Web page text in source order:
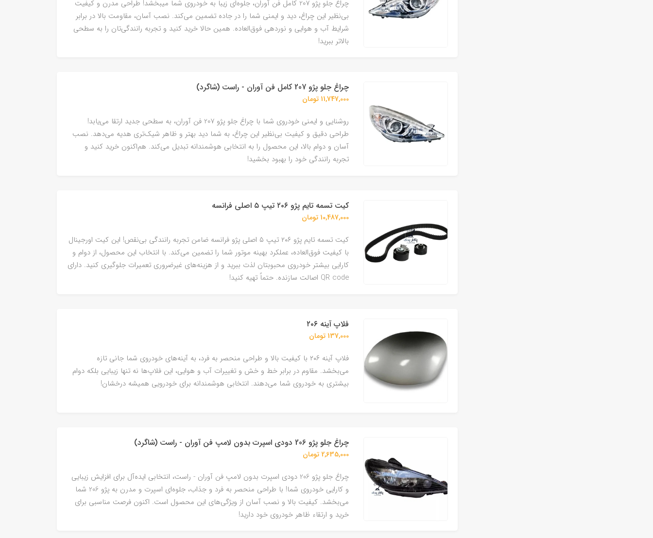
چراغ جلو پژو 207 کامل فن آوران، جلوه‌ای زیبا به خودروی شما میبخشد! طراحی مدرن و کیفیت
بی‌نظیر این چراغ، دید و ایمنی شما را در جاده تضمین می‌کند. نصب آسان، مقاومت بالا در برابر
شرایط آب و هوایی و نوردهی فوق‌العاده. همین حالا خرید کنید و تجربه رانندگی‌تان را به سطحی
بالاتر ببرید!
چراغ جلو پژو 207 کامل فن آوران - راست (شاگرد)
11,747,000 تومان
روشنایی و ایمنی خودروی شما با چراغ جلو پژو 207 فن آوران، به سطحی جدید ارتقا می‌یابد!
طراحی دقیق و کیفیت بی‌نظیر این چراغ، به شما دید بهتر و ظاهر شیک‌تری هدیه می‌دهد. نصب
آسان و دوام بالا، این محصول را به انتخابی هوشمندانه تبدیل می‌کند. هم‌اکنون خرید کنید و
تجربه رانندگی خود را بهبود بخشید!
کیت تسمه تایم پژو ۲۰۶ تیپ ۵ اصلی فرانسه
10,487,000 تومان
کیت تسمه تایم پژو ۲۰۶ تیپ ۵ اصلی پژو فرانسه ضامن تجربه رانندگی بی‌نقص! این کیت اورجینال
با کیفیت فوق‌العاده، عملکرد بهینه موتور شما را تضمین می‌کند. با انتخاب این محصول، از دوام و
کارایی بیشتر خودروی محبوبتان لذت ببرید و از هزینه‌های غیرضروری تعمیرات جلوگیری کنید. دارای
QR code اصالت سازنده. حتماً تهیه کنید!
فلاپ آینه ۲۰۶
137,000 تومان
فلاپ آینه ۲۰۶ با کیفیت بالا و طراحی منحصر به فرد، به آینه‌های خودروی شما جانی تازه
می‌بخشد. مقاوم در برابر خط و خش و تغییرات آب و هوایی، این فلاپ‌ها نه تنها زیبایی بلکه دوام
بیشتری به خودروی شما می‌دهند. انتخابی هوشمندانه برای خودرویی همیشه درخشان!
چراغ جلو پژو 206 دودی اسپرت بدون لامپ فن آوران - راست (شاگرد)
2,635,000 تومان
چراغ جلو پژو 206 دودی اسپرت بدون لامپ فن آوران - راست، انتخابی ایده‌آل برای افزایش زیبایی
و کارایی خودروی شما! با طراحی منحصر به فرد و جذاب، جلوه‌ای اسپرت و مدرن به پژو 206 شما
می‌بخشد. کیفیت بالا و نصب آسان از ویژگی‌های این محصول است. اکنون فرصت مناسبی برای
خرید و ارتقاء ظاهر خودروی خود دارید!